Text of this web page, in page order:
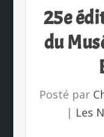
25e
du
Posté par
| Les